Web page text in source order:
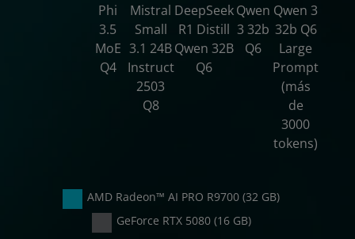
361 % 437 % 454 % 447 % 496 %
Phi
3.5
MoE
Q4
Mistral
Small
3.1 24B
Instruct
2503
Q8
DeepSeek
R1 Distill
Qwen 32B
Q6
Qwen
3 32b
Q6
Qwen 3
32b Q6
Large
Prompt
(más
de
3000
tokens)
AMD Radeon™ AI PRO R9700 (32 GB)
GeForce RTX 5080 (16 GB)